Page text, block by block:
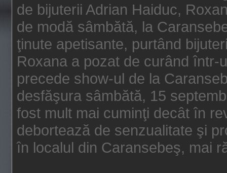
de bijuterii Adrian Haiduc,
de modă sâmbătă, la
ţinute apetisante, purtând
Roxana a pozat de curând
precede show-ul de la
desfăşura sâmbătă, 15
fost mult mai cuminţi decât în
debortează de senzualitate şi
în localul din Caransebeş, mai